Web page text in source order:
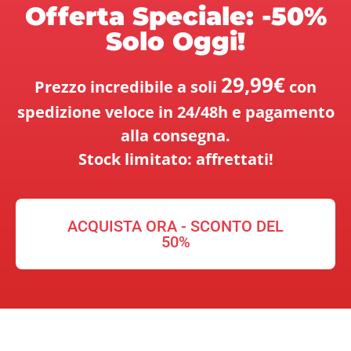
Offerta Speciale: -50%
Solo Oggi!
Prezzo incredibile a soli 29,99€ con
spedizione veloce in 24/48h e pagamento
alla consegna.
Stock limitato: affrettati!
ACQUISTA ORA - SCONTO DEL
50%